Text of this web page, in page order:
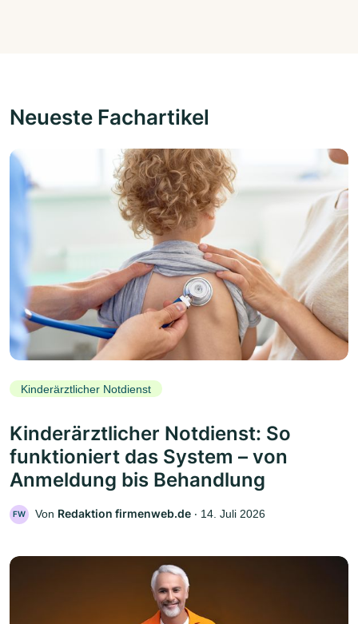
Neueste Fachartikel
Kinderärztlicher Notdienst
Kinderärztlicher Notdienst: So
funktioniert das System – von
Anmeldung bis Behandlung
FW Von Redaktion firmenweb.de ‧ 14. Juli 2026